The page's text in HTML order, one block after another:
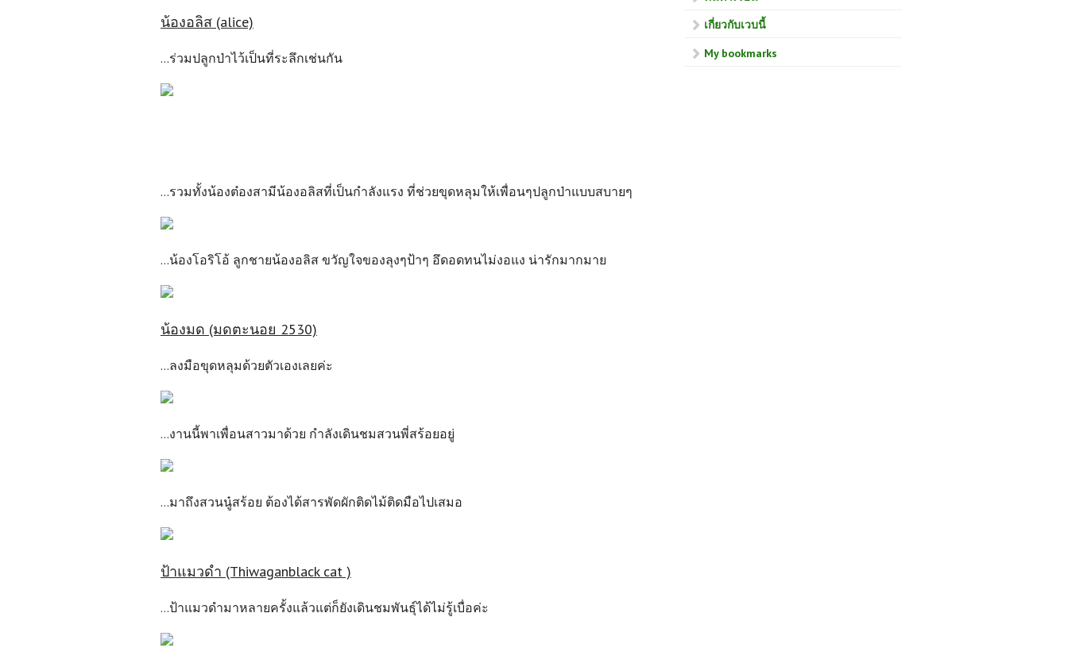
น้องอลิส (alice)
...ร่วมปลูกป่าไว้เป็นที่ระลึกเช่นกัน
...รวมทั้งน้องต๋องสามีน้องอลิสที่เป็นกำลังแรง ที่ช่วยขุดหลุมให้เพื่อนๆปลูกป่าแบบสบายๆ
...น้องโอริโอ้ ลูกชายน้องอลิส ขวัญใจของลุงๆป้าๆ อึดอดทนไม่งอแง น่ารักมากมาย
น้องมด (มดตะนอย 2530)
...ลงมือขุดหลุมด้วยตัวเองเลยค่ะ
...งานนี้พาเพื่อนสาวมาด้วย กำลังเดินชมสวนพี่สร้อยอยู่
...มาถึงสวนนู๋สร้อย ต้องได้สารพัดผักติดไม้ติดมือไปเสมอ
ป้าแมวดำ (Thiwaganblack cat )
...ป้าแมวดำมาหลายครั้งแล้วแต่ก็ยังเดินชมพันธุ์ได้ไม่รู้เบื่อค่ะ
เกี่ยวกับเวบนี้
My bookmarks